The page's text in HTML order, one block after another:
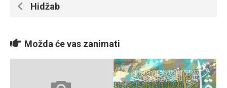
Hidžab
Možda će vas zanimati